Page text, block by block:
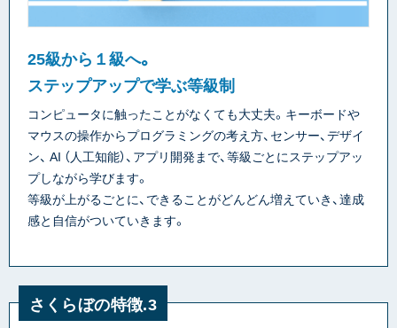
25級から１級へ。
ステップアップで学ぶ等級制
コンピュータに触ったことがなくても大丈夫。キーボードや
マウスの操作からプログラミングの考え方、センサー、デザイ
ン、 AI （人工知能）、アプリ開発まで、等級ごとにステップアッ
プしながら学びます。
等級が上がるごとに、できることがどんどん増えていき、達成
感と自信がついていきます。
さくらぼの特徴.3